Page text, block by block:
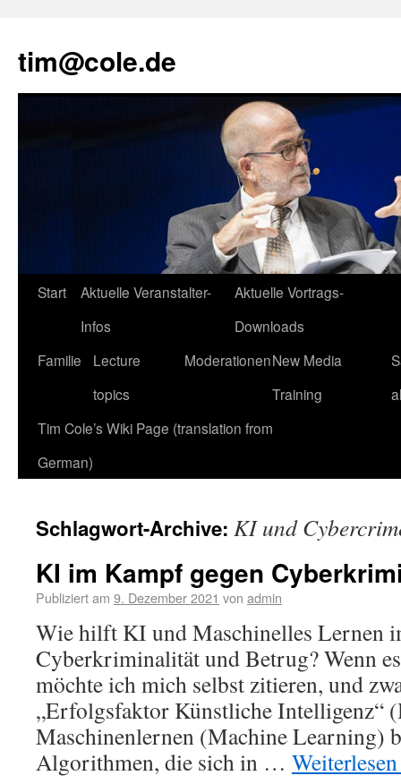
tim@cole.de
Start
Aktuelle Veranstalter-
Infos
Aktuelle Vortrags-
Downloads
Familie
Lecture
topics
ModerationenNew Media
Training
Tim Cole’s Wiki Page (translation from
German)
Schlagwort-Archive: KI und
KI im Kampf gegen
Publiziert am 9. Dezember 2021 von admin
Wie hilft KI und Maschinelles Lernen
Cyberkriminalität und Betrug? Wenn
möchte ich mich selbst zitieren, und
„Erfolgsfaktor Künstliche Intelligenz“
Maschinenlernen (Machine Learning)
Algorithmen, die sich in …